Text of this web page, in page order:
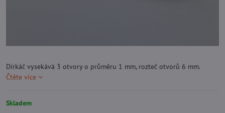
Dírkáč vysekává 3 otvory o průměru 1 mm, rozteč otvorů 6 mm.
Čtěte více
Skladem